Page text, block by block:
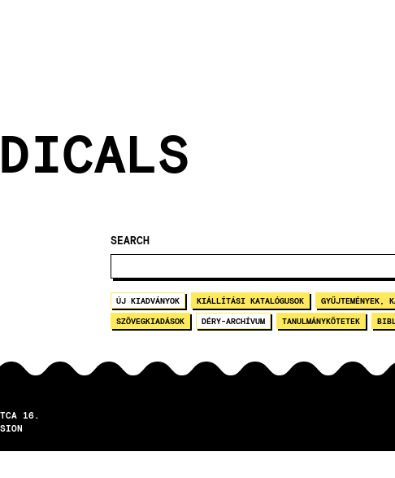
SEARCH
ÚJ KIADVÁNYOK KIÁLLÍTÁSI KATALÓGUSOK GYŰJTEMÉNYEK,
SZÖVEGKIADÁSOK DÉRY-ARCHÍVUM TANULMÁNYKÖTETEK
16.